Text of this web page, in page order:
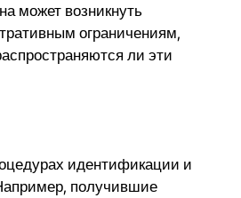
может возникнуть
ограничениям,
ли эти
идентификации и
получившие